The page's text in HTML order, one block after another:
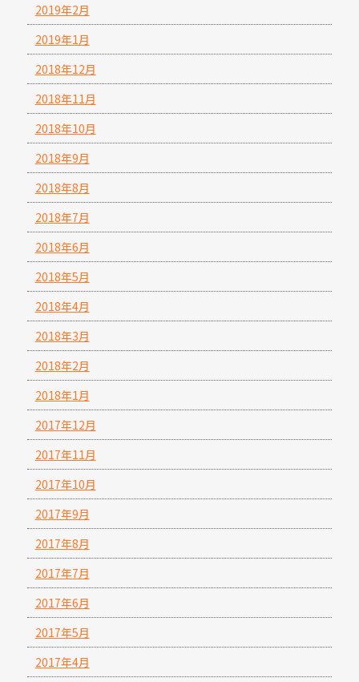
2019年2月
2019年1月
2018年12月
2018年11月
2018年10月
2018年9月
2018年8月
2018年7月
2018年6月
2018年5月
2018年4月
2018年3月
2018年2月
2018年1月
2017年12月
2017年11月
2017年10月
2017年9月
2017年8月
2017年7月
2017年6月
2017年5月
2017年4月